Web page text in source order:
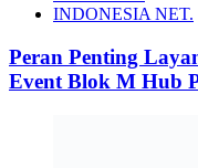
INDONESIA NET.
Peran Penting
Event Blok M Hub